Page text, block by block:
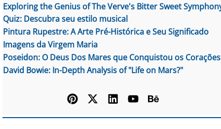
Exploring the Genius of The Verve's Bitter Sweet
Quiz: Descubra seu estilo musical
Pintura Rupestre: A Arte Pré-Histórica e Seu Significado
Imagens da Virgem Maria
Poseidon: O Deus Dos Mares que Conquistou os Corações
David Bowie: In-Depth Analysis of "Life on Mars?"